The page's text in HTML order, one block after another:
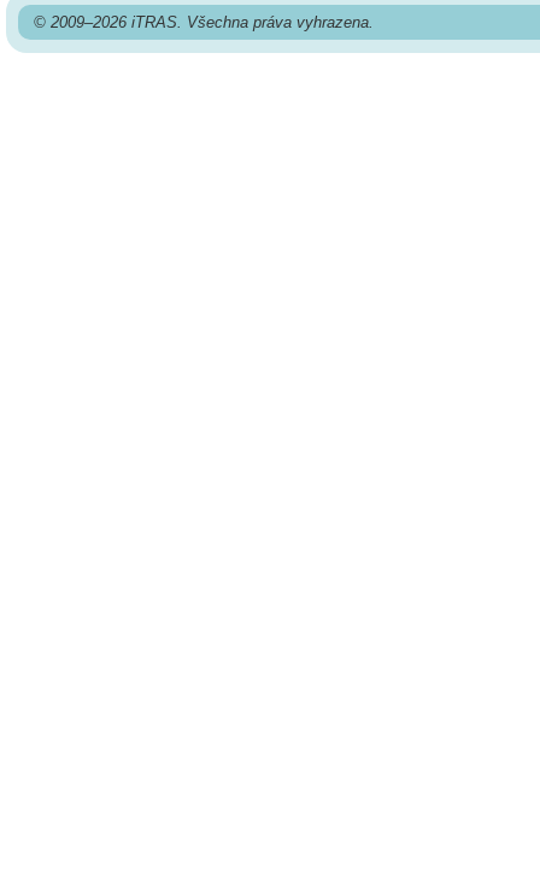
© 2009–2026 iTRAS. Všechna práva vyhrazena.